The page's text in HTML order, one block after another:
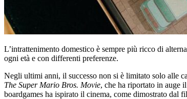
L’intrattenimento domestico è sempre più ricco di
ogni età e con differenti preferenze.
Negli ultimi anni, il successo non si è limitato solo alle
The Super Mario Bros. Movie, che ha riportato in auge
boardgames ha ispirato il cinema, come dimostrato dal